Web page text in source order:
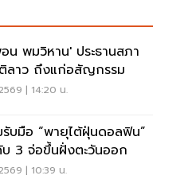
น พมวิหาน' ประธานสภา
ลาว ถึงแก่อสัญกรรม
| 14:20 น.
บมือ “พายุไต้ฝุ่นดอลฟิน”
บ 3 จ่อขึ้นฝั่งตะวันออก
| 10:39 น.